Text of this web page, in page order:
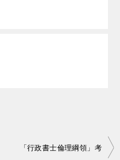
「行政書士倫理綱領」考